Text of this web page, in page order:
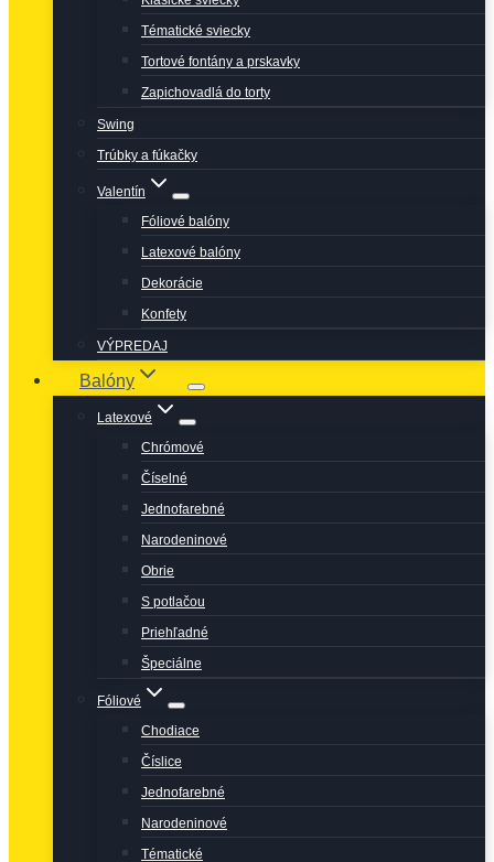
Tématické sviecky
Tortové fontány a prskavky
Zapichovadlá do torty
Swing
Trúbky a fúkačky
Valentín
Fóliové balóny
Latexové balóny
Dekorácie
Konfety
VÝPREDAJ
Balóny
Latexové
Chrómové
Číselné
Jednofarebné
Narodeninové
Obrie
S potlačou
Priehľadné
Špeciálne
Fóliové
Chodiace
Číslice
Jednofarebné
Narodeninové
Tématické